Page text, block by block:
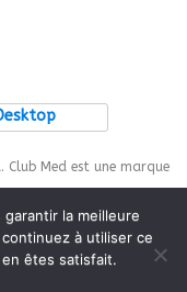
Club Med est une marque
la meilleure
à utiliser ce
êtes satisfait.